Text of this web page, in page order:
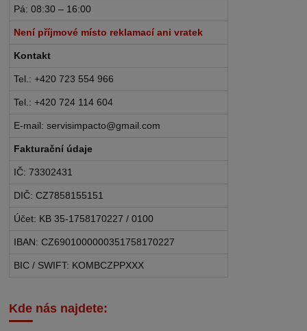
Pá: 08:30 – 16:00
Není příjmové místo reklamací ani vratek
Kontakt
Tel.: +420 723 554 966
Tel.: +420 724 114 604
E-mail: servisimpacto@gmail.com
Fakturační údaje
IČ: 73302431
DIČ: CZ7858155151
Účet: KB 35-1758170227 / 0100
IBAN: CZ6901000000351758170227
BIC / SWIFT: KOMBCZPPXXX
Kde nás najdete: